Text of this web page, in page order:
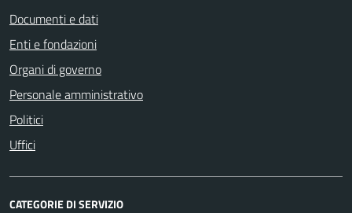
Documenti e dati
Enti e fondazioni
Organi di governo
Personale amministrativo
Politici
Uffici
CATEGORIE DI SERVIZIO